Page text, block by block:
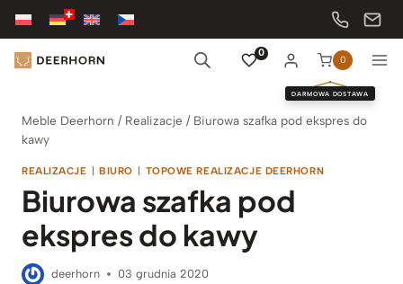
Przejdź
treści
0
0
DARMOWA DOSTAWA
Meble Deerhorn / Realizacje / Biurowa szafka pod ekspres do
kawy
REALIZACJE | BIURO | TOPOWE REALIZACJE DEERHORN
Biurowa szafka pod
ekspres do kawy
deerhorn 03 grudnia 2020